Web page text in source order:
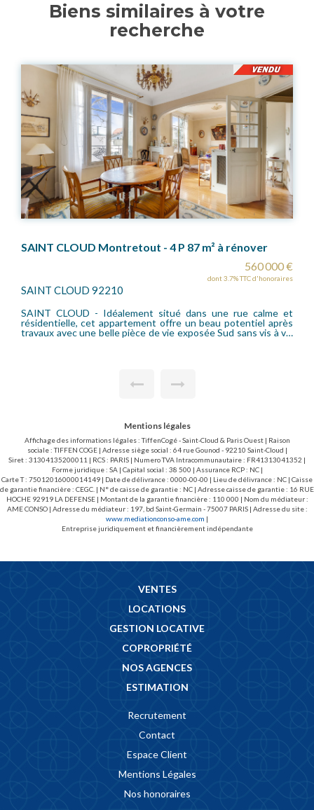
Biens similaires à votre
recherche
calme et
vis à vis
dont 4.05% TTC
SAINT CLOUD 92210
SAINT-CLOUD - Montretout - 2 Pièces de 44 m² et un balcon
de 14m² sans vis à vis, lumineux, en dernier
ascenseur,. Il se compose d'une entrée avec
parking en location. Il vous plaira pour sa vue
Mentions légales
Affichage des informations légales : TiffenCogé - Saint-Cloud & Paris Ouest | Raison
sociale : TIFFEN COGE | Adresse siège social : 64 rue Gounod - 92210 Saint-Cloud |
Siret : 31304135200011 | RCS : PARIS | Numero TVA Intracommunautaire : FR41313041352 |
Forme juridique : SA | Capital social : 38 500 | Assurance RCP : NC |
Carte T : 75012016000014149 | Date de délivrance : 0000-00-00 | Lieu de délivrance : NC | Caisse
de garantie financière : CEGC. | N° de caisse de garantie : NC | Adresse caisse de garantie : 16 RUE
HOCHE 92919 LA DEFENSE | Montant de la garantie financière : 110 000 | Nom du médiateur :
AME CONSO | Adresse du médiateur : 197, bd Saint-Germain - 75007 PARIS | Adresse du site :
www.mediationconso-ame.com |
Entreprise juridiquement et financièrement indépendante
VENTES
LOCATIONS
GESTION LOCATIVE
COPROPRIÉTÉ
NOS AGENCES
ESTIMATION
Recrutement
Contact
Espace Client
Mentions Légales
Nos honoraires